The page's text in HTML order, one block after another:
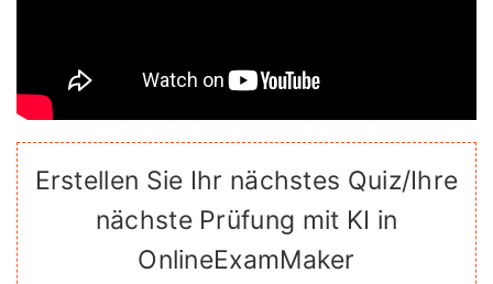
Erstellen Sie Ihr nächstes Quiz/Ihre
nächste Prüfung mit KI in
OnlineExamMaker